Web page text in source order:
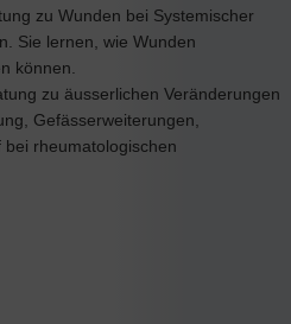
zu Wunden bei Systemischer
Sie lernen, wie Wunden
können.
zu äusserlichen Veränderungen
Gefässerweiterungen,
rheumatologischen